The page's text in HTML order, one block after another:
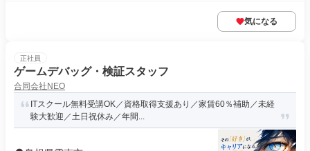
気になる
正社員
ゲームデバッグ・検証スタッフ
合同会社NEO
ITスクール無料受講OK／資格取得支援あり／家賃60％補助／未経
験大歓迎／土日祝休み／年間...